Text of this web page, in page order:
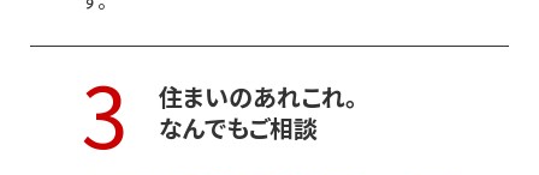
3
住まいのあれこれ。
なんでもご相談